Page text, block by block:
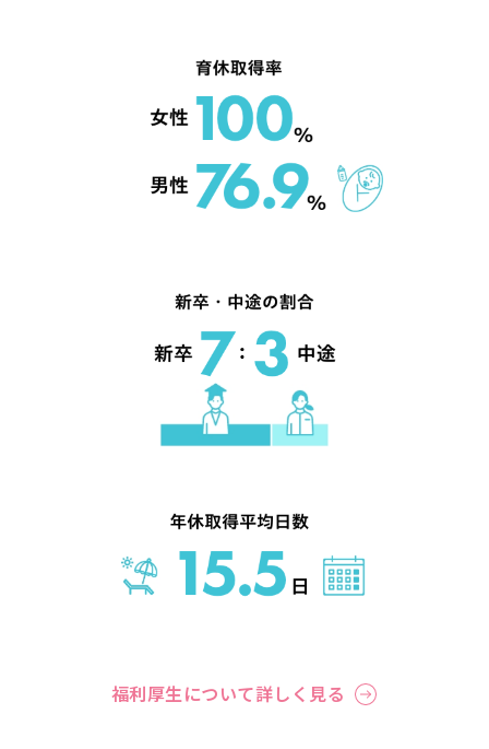
福利厚生について詳しく見る